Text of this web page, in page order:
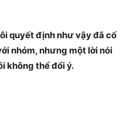
quyết định như vậy đã cố
nhóm, nhưng một lời nói
không thể đổi ý.